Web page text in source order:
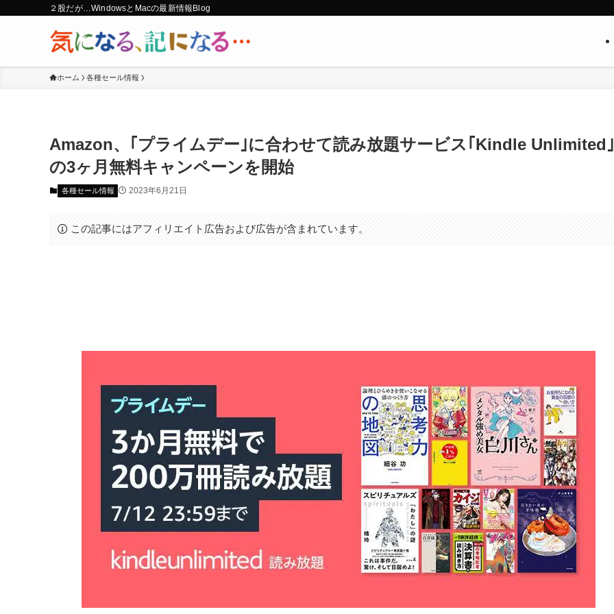
２股だが…WindowsとMacの最新情報Blog
ホーム 各種セール情報
Amazon、｢プライムデー｣に合わせて読み放題サービス｢Kindle Unlimited｣
の3ヶ月無料キャンペーンを開始
各種セール情報 2023年6月21日
この記事にはアフィリエイト広告および広告が含まれています。